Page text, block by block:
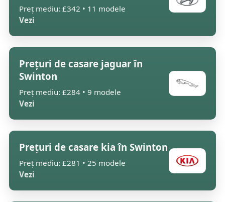
Preț mediu: £342 • 11 modele
Vezi
Prețuri de casare jaguar în
Swinton
Preț mediu: £284 • 9 modele
Vezi
Prețuri de casare kia în Swinton
Preț mediu: £281 • 25 modele
Vezi